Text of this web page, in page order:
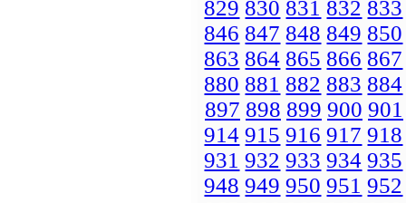
829 830 831 832 833
846 847 848 849 850
863 864 865 866 867
880 881 882 883 884
897 898 899 900 901
914 915 916 917 918
931 932 933 934 935
948 949 950 951 952